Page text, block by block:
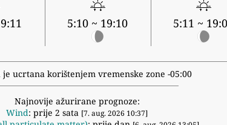
5:10 ~ 19:10 5:11 ~
je ucrtana korištenjem vremenske zone -05:00
Najnovije ažurirane prognoze:
Wind: prije 2 sata [7. aug. 2026 10:37]